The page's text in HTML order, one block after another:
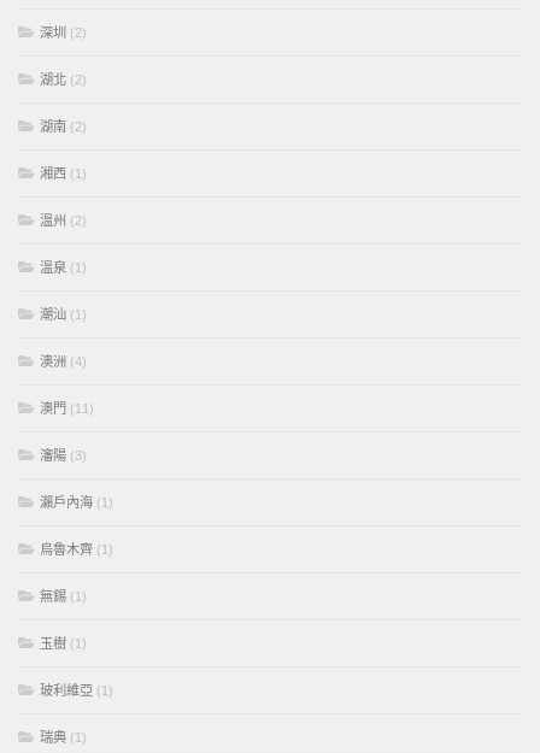
深圳 (2)
湖北 (2)
湖南 (2)
湘西 (1)
溫州 (2)
溫泉 (1)
潮汕 (1)
澳洲 (4)
澳門 (11)
瀋陽 (3)
瀨戶內海 (1)
烏魯木齊 (1)
無錫 (1)
玉樹 (1)
玻利維亞 (1)
瑞典 (1)